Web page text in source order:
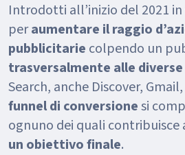
Introdotti all’inizio del 2021
peraumentare il raggio
pubblicitarie colpendo un
trasversalmente alle
Search, anche Discover,
funnel di conversionesi
ognuno dei quali contribuisce
un obiettivo finale.